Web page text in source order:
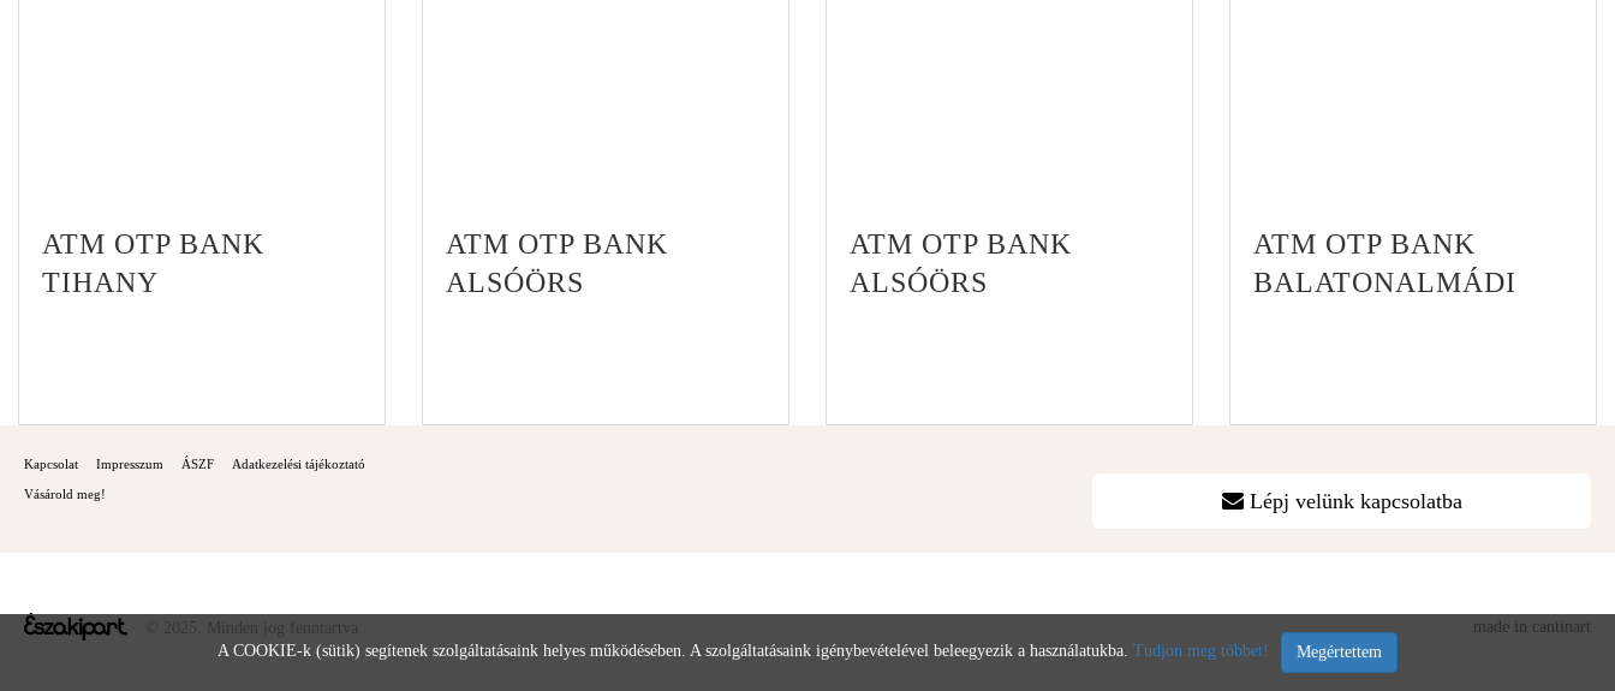
ATM OTP BANK
TIHANY
ATM OTP BANK
ALSÓÖRS
ATM OTP BANK
ALSÓÖRS
ATM OTP BANK
BALATONALMÁDI
Kapcsolat Impresszum ÁSZF Adatkezelési tájékoztató
Vásárold meg! Lépj velünk kapcsolatba
© 2025. Minden jog fenntartva
made in cantinart
A COOKIE-k (sütik) segítenek szolgáltatásaink helyes működésében. A szolgáltatásaink igénybevételével beleegyezik a használatukba. Tudjon meg többet! Megértettem